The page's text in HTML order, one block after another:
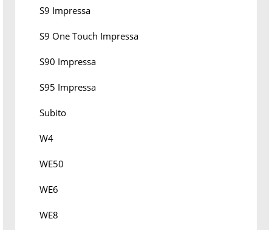
S9 Impressa
S9 One Touch Impressa
S90 Impressa
S95 Impressa
Subito
W4
WE50
WE6
WE8